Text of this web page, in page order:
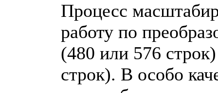
Процесс
работу по
(480 или 576
строк). В особо